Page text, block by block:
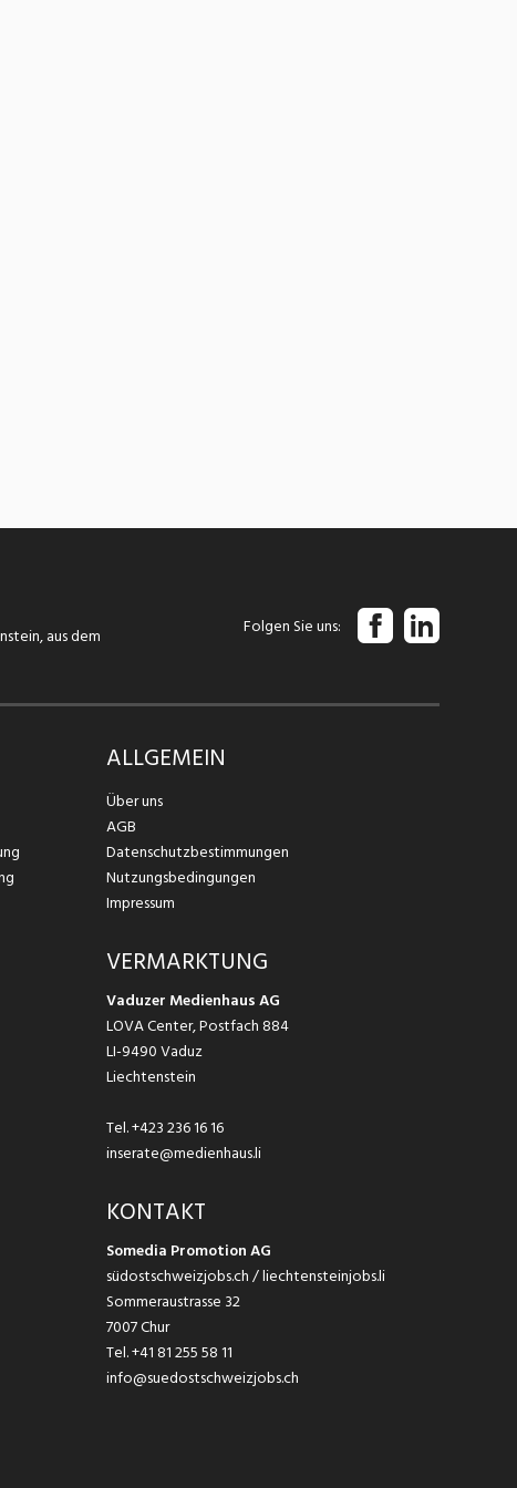
aus dem
Folgen Sie uns
ALLGEMEIN
Über uns
AGB
Datenschutzbestimmungen
Nutzungsbedingungen
Impressum
VERMARKTUNG
Vaduzer Medienhaus AG
LOVA Center, Postfach 884
LI-9490 Vaduz
Liechtenstein
Tel.+423 236 16 16
inserate@medienhaus.li
KONTAKT
Somedia Promotion AG
südostschweizjobs.ch / liechtensteinjobs.li
Sommeraustrasse 32
7007 Chur
Tel.+41 81 255 58 11
info@suedostschweizjobs.ch